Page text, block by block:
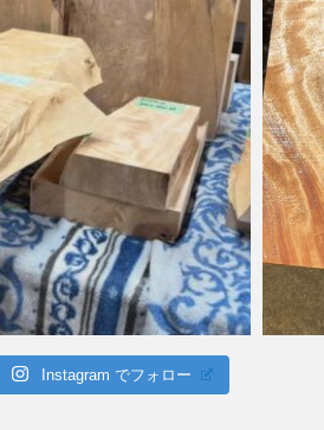
Instagram でフォロー